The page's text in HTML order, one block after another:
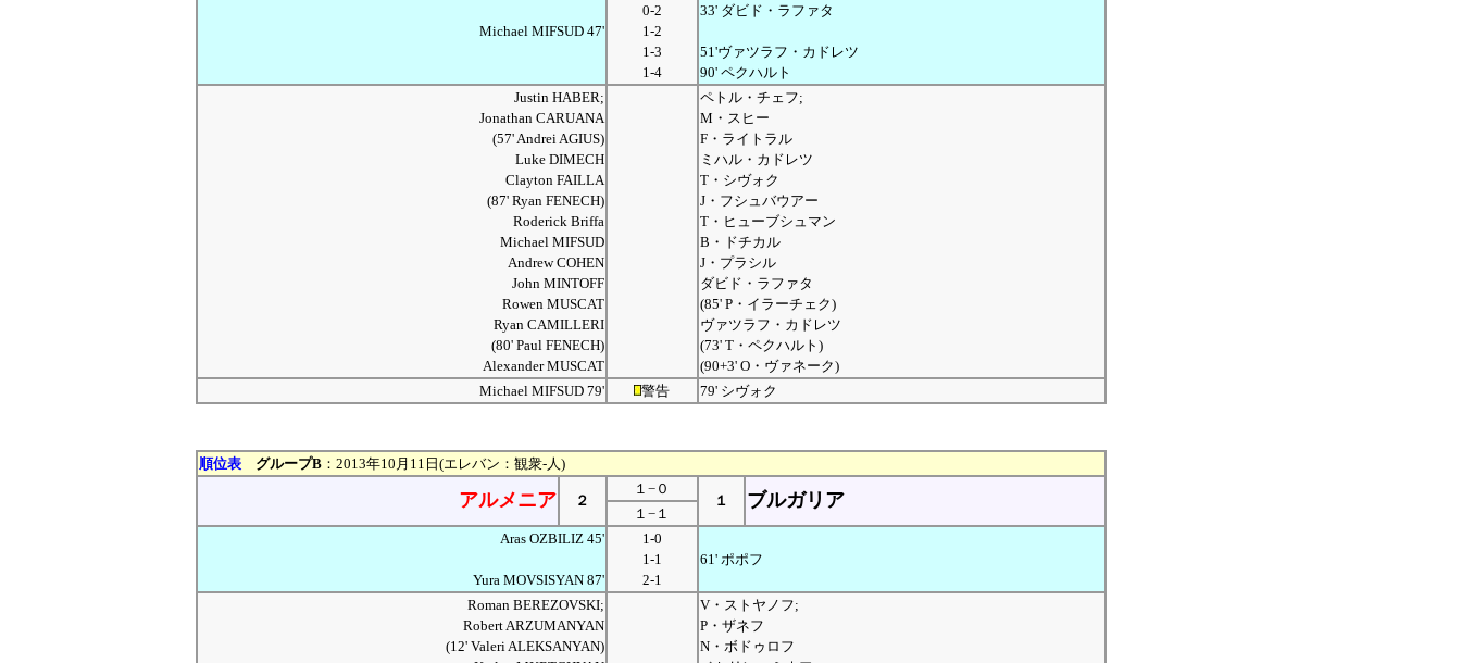
Michael MIFSUD 47'
0-2
1-2
1-3
1-4
33' ダビド・ラファタ
51'ヴァツラフ・カドレツ
90' ペクハルト
Justin HABER;
Jonathan CARUANA
(57' Andrei AGIUS)
Luke DIMECH
Clayton FAILLA
(87' Ryan FENECH)
Roderick Briffa
Michael MIFSUD
Andrew COHEN
John MINTOFF
Rowen MUSCAT
Ryan CAMILLERI
(80' Paul FENECH)
Alexander MUSCAT
ペトル・チェフ;
M・スヒー
F・ライトラル
ミハル・カドレツ
T・シヴォク
J・フシュバウアー
T・ヒューブシュマン
B・ドチカル
J・プラシル
ダビド・ラファタ
(85' P・イラーチェク)
ヴァツラフ・カドレツ
(73' T・ペクハルト)
(90+3' O・ヴァネーク)
Michael MIFSUD 79'
警告 79' シヴォク
順位表 グループB：2013年10月11日(エレバン：観衆-人)
アルメニア ２
１−０
１ ブルガリア
１−１
Aras OZBILIZ 45'
Yura MOVSISYAN 87'
1-0
1-1
2-1
61' ポポフ
Roman BEREZOVSKI;
Robert ARZUMANYAN
(12' Valeri ALEKSANYAN)
V・ストヤノフ;
P・ザネフ
N・ボドゥロフ